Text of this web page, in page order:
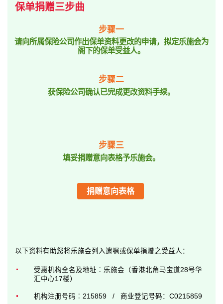
保单捐赠三步曲
步骤一
请向所属保险公司作出保单资料更改的申请，拟定乐施会为
阁下的保单受益人。
步骤二
获保险公司确认已完成更改资料手续。
步骤三
填妥捐赠意向表格予乐施会。
捐赠意向表格
以下资料有助您将乐施会列入遗嘱或保单捐赠之受益人：
受惠机构全名及地址︰乐施会（香港北角马宝道28号华
汇中心17楼）
机构注册号码︰215859 / 商业登记号码：C0215859